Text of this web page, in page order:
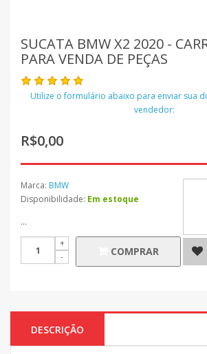
SUCATA BMW X2 2020 -
PARA VENDA DE PEÇAS
Utilize o formulário abaixo para enviar sua
vendedor:
R$0,00
Marca: BMW
Disponibilidade: Em estoque
...
COMPRAR
DESCRIÇÃO